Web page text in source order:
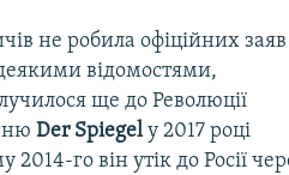
не робила офіційних заяв
відомостями,
ще до Революції
Der Spiegelу 2017 році
го він утік до Росії